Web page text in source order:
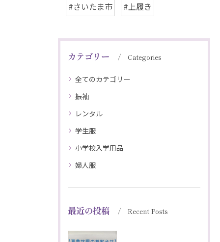
#さいたま市 #上履き
カテゴリー Categories
全てのカテゴリー
振袖
レンタル
学生服
小学校入学用品
婦人服
最近の投稿 Recent Posts